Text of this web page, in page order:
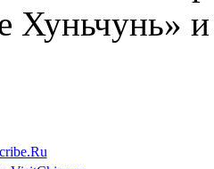
Хуньчунь»